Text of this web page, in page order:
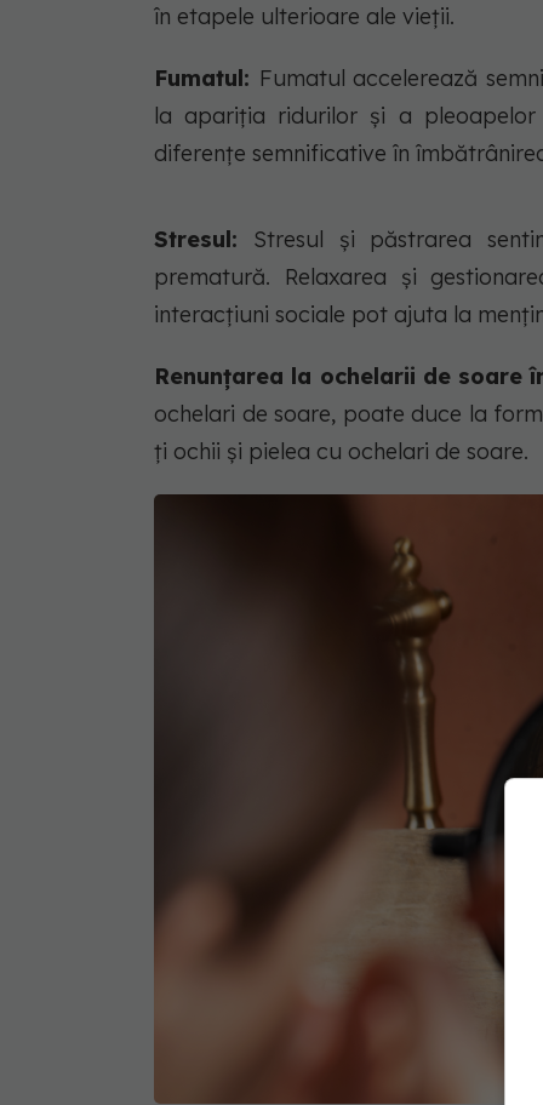
în etapele ulterioare ale vieții.
Fumatul: Fumatul accelerează
la apariția ridurilor și a
diferențe semnificative în
Stresul: Stresul și păstrarea
prematură. Relaxarea și
interacțiuni sociale pot ajuta la
Renunțarea la ochelarii de soare
ochelari de soare, poate duce la
ți ochii și pielea cu ochelari de soare.